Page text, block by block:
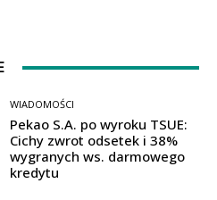
WIADOMOŚCI
Pekao S.A. po wyroku TSUE:
Cichy zwrot odsetek i 38%
wygranych ws. darmowego
kredytu